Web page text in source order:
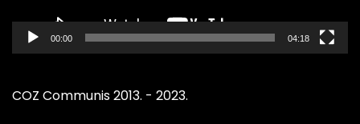
00:00 04:18
COZ Communis 2013. - 2023.